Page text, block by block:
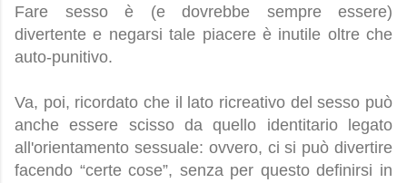
Fare sesso è (e dovrebbe sempre essere)
divertente e negarsi tale piacere è inutile oltre che
auto-punitivo.
Va, poi, ricordato che il lato ricreativo del sesso può
anche essere scisso da quello identitario legato
all'orientamento sessuale: ovvero, ci si può divertire
facendo “certe cose”, senza per questo definirsi in